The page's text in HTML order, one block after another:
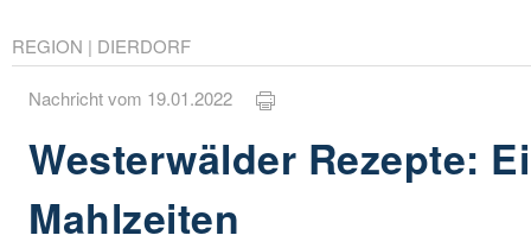
REGION | DIERDORF
Nachricht vom 19.01.2022
Westerwälder Rezepte:
Mahlzeiten